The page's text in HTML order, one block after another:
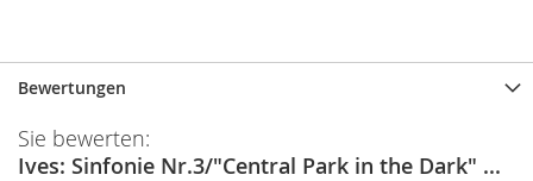
Bewertungen
Sie bewerten:
Ives: Sinfonie Nr.3/"Central Park in the Dark" ...